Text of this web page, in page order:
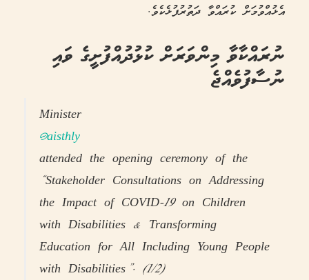
އެޅުއްވުމަށް ކުރައްވާ ދަތުރުފުޅެކެވެ.
ނުރައްކާވާ މިންވަރަށް ކުޅުދުއްފުށީގެ ވައި
ނުސާފުވެއްޖެ
Minister
@aisthly
attended the opening ceremony of the
“Stakeholder Consultations on Addressing
the Impact of COVID-19 on Children
with Disabilities & Transforming
Education for All Including Young People
with Disabilities”. (1/2)